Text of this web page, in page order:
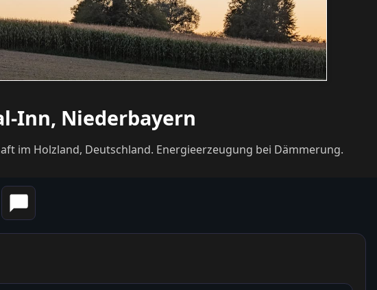
Inn, Niederbayern
im Holzland, Deutschland. Energieerzeugung bei Dämmerung.